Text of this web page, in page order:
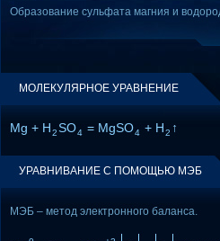
Образование сульфата магния и
МОЛЕКУЛЯРНОЕ УРАВНЕНИЕ
Mg + H2SO4 = MgSO4 + H2 ↑
УРАВНИВАНИЕ С ПОМОЩЬЮ МЭБ
МЭБ – метод электронного баланса.